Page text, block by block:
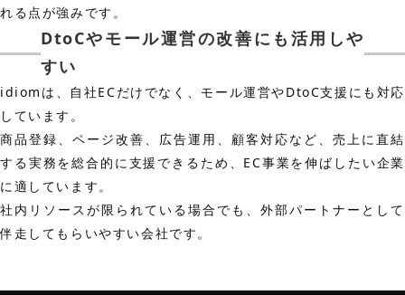
れる点が強みです。
DtoCやモール運営の改善にも活用しや
すい
idiomは、自社ECだけでなく、モール運営やDtoC支援にも対応
しています。
商品登録、ページ改善、広告運用、顧客対応など、売上に直結
する実務を総合的に支援できるため、EC事業を伸ばしたい企業
に適しています。
社内リソースが限られている場合でも、外部パートナーとして
伴走してもらいやすい会社です。